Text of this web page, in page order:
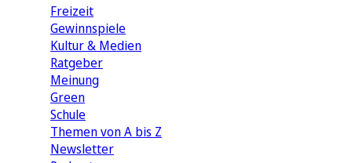
Freizeit
Gewinnspiele
Kultur & Medien
Ratgeber
Meinung
Green
Schule
Themen von A bis Z
Newsletter